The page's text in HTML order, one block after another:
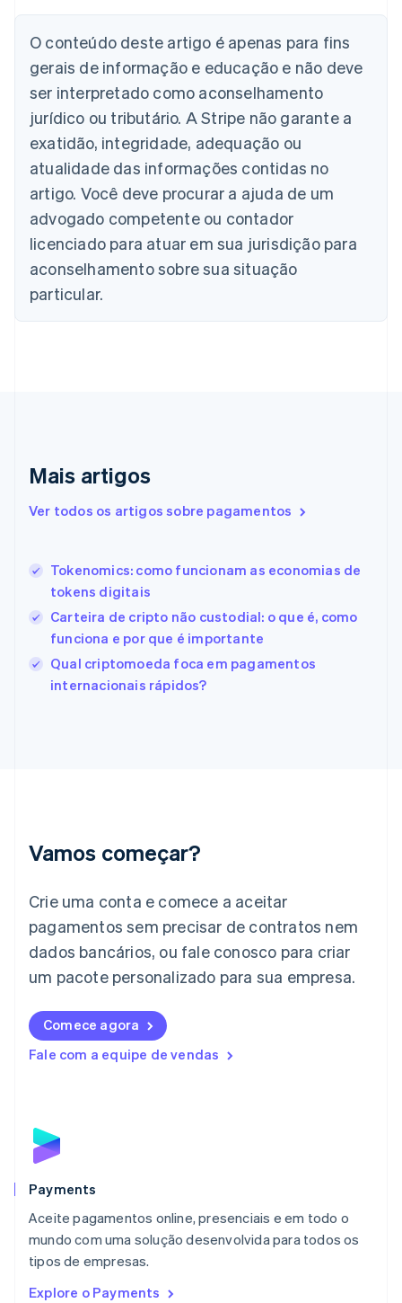
O conteúdo deste artigo é apenas para fins
gerais de informação e educação e não deve
ser interpretado como aconselhamento
jurídico ou tributário. A Stripe não garante a
exatidão, integridade, adequação ou
atualidade das informações contidas no
artigo. Você deve procurar a ajuda de um
advogado competente ou contador
licenciado para atuar em sua jurisdição para
aconselhamento sobre sua situação
particular.
Mais artigos
Ver todos os artigos sobre pagamentos
Tokenomics: como funcionam as economias de
tokens digitais
Carteira de cripto não custodial: o que é, como
funciona e por que é importante
Qual criptomoeda foca em pagamentos
internacionais rápidos?
Vamos começar?
Crie uma conta e comece a aceitar
pagamentos sem precisar de contratos nem
dados bancários, ou fale conosco para criar
um pacote personalizado para sua empresa.
Comece agora
Fale com a equipe de vendas
Payments
Aceite pagamentos online, presenciais e em todo o
mundo com uma solução desenvolvida para todos os
tipos de empresas.
Explore o Payments
Austrália
Áustria
DeutschEnglish
Bélgica
English
Brasil
PortuguêsEnglish
Bulgária
English
Canadá
English Français
China continental
简体中文 English
Chipre
Croácia
Eslovênia
Espanha
EnglishEspañol简体中文
Estônia
Finlândia
EnglishSvenska
França
English
Gibraltar
English
Italiano English
日本語English
Letônia
Liechtenstein
Lituânia
English
Luxemburgo
Malta
English
EspañolEnglish
English
Nova Zelândia
English
NederlandsEnglish